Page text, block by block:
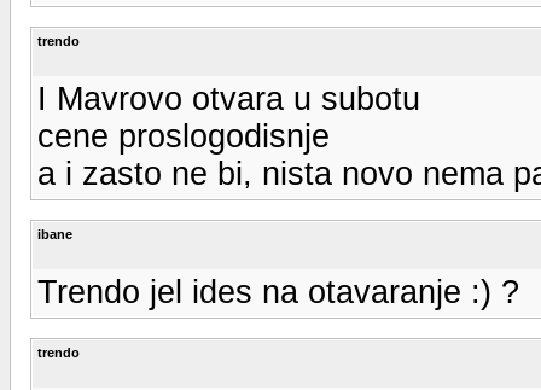
trendo
I Mavrovo otvara u subotu
cene proslogodisnje
a i zasto ne bi, nista novo nema
ibane
Trendo jel ides na otavaranje :) ?
trendo